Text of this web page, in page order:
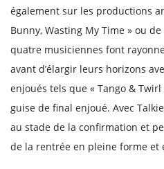
également sur les productions
Bunny, Wasting My Time » ou de
quatre musiciennes font
avant d’élargir leurs horizons
enjoués tels que « Tango & Twirl
guise de final enjoué. Avec
au stade de la confirmation et
de la rentrée en pleine forme et